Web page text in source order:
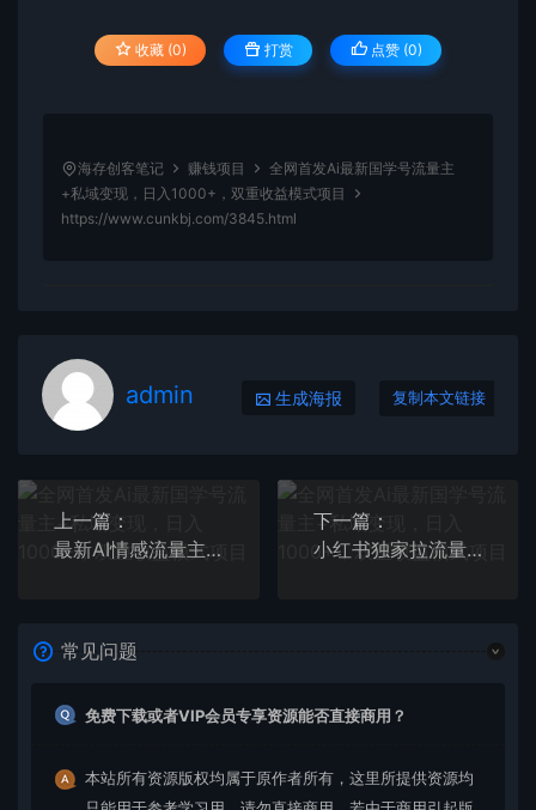
收藏 (0) 打赏 点赞 (0)
海存创客笔记 赚钱项目
全网首发Ai最新国学号流量主
+私域变现，日入1000+，双重收益模式项目
https://www.cunkbj.com/3845.html
admin 生成海报 复制本文链接
上一篇：
最新AI情感流量主掘金+私域变现，日入1K，平台巨大流量扶持
下一篇：
小红书独家拉流量玩法，纯自然流量起号无货源卖货 三天起号轻松一天上百单
常见问题
免费下载或者VIP会员专享资源能否直接商用？
本站所有资源版权均属于原作者所有，这里所提供资源均